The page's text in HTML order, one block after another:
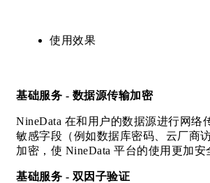
使用效果
基础服务 - 数据源传输加密
NineData 在和用户的数据源进行网络
敏感字段（例如数据库密码、云厂商
加密，使 NineData 平台的使用更加安
基础服务 - 双因子验证